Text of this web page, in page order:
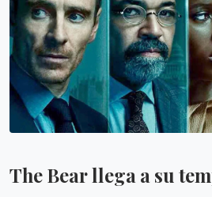
The Bear llega a su